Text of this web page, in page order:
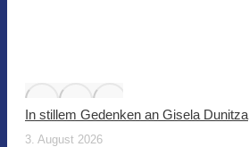
In stillem Gedenken an Gisela Dunitza
3. August 2026